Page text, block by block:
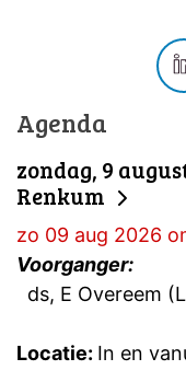
Agenda
zondag, 9
Renkum
zo 09 aug 2026
Voorganger:
ds, E Overeem
Locatie: In en